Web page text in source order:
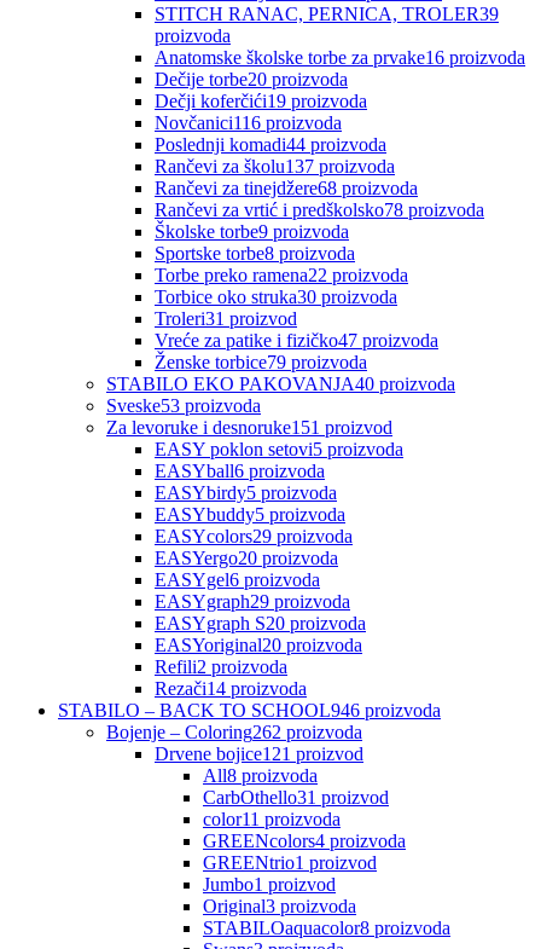
STITCH RANAC, PERNICA, TROLER39
proizvoda
Anatomske školske torbe za prvake16 proizvoda
Dečije torbe20 proizvoda
Dečji koferčići19 proizvoda
Novčanici116 proizvoda
Poslednji komadi44 proizvoda
Rančevi za školu137 proizvoda
Rančevi za tinejdžere68 proizvoda
Rančevi za vrtić i predškolsko78 proizvoda
Školske torbe9 proizvoda
Sportske torbe8 proizvoda
Torbe preko ramena22 proizvoda
Torbice oko struka30 proizvoda
Troleri31 proizvod
Vreće za patike i fizičko47 proizvoda
Ženske torbice79 proizvoda
STABILO EKO PAKOVANJA40 proizvoda
Sveske53 proizvoda
Za levoruke i desnoruke151 proizvod
EASY poklon setovi5 proizvoda
EASYball6 proizvoda
EASYbirdy5 proizvoda
EASYbuddy5 proizvoda
EASYcolors29 proizvoda
EASYergo20 proizvoda
EASYgel6 proizvoda
EASYgraph29 proizvoda
EASYgraph S20 proizvoda
EASYoriginal20 proizvoda
Refili2 proizvoda
Rezači14 proizvoda
STABILO – BACK TO SCHOOL946 proizvoda
Bojenje – Coloring262 proizvoda
Drvene bojice121 proizvod
All8 proizvoda
CarbOthello31 proizvod
color11 proizvoda
GREENcolors4 proizvoda
GREENtrio1 proizvod
Jumbo1 proizvod
Original3 proizvoda
STABILOaquacolor8 proizvoda